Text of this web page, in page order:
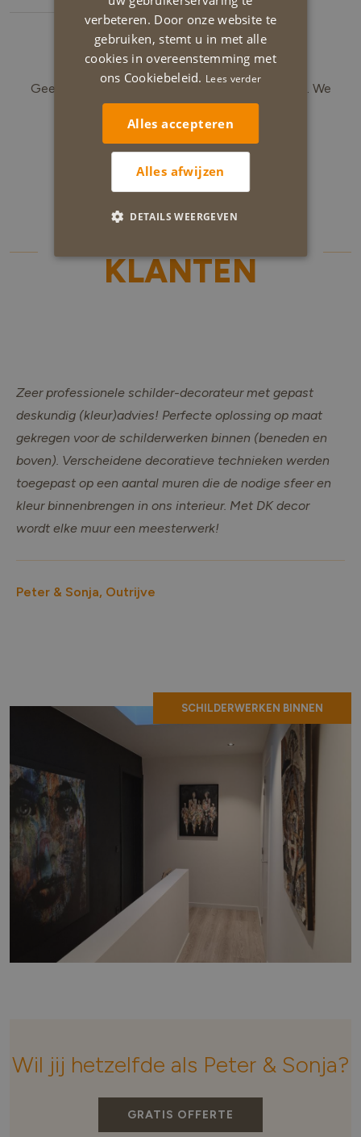
Opvolging en afronding
Geef zeker je feedback tijdens als na de werken. We
verrassen je graag met een fantastisch
eindresultaat.
TEVREDEN
KLANTEN
Zeer professionele schilder-decorateur met gepast
deskundig (kleur)advies! Perfecte oplossing op maat
gekregen voor de schilderwerken binnen (beneden en
boven). Verscheidene decoratieve technieken werden
toegepast op een aantal muren die de nodige sfeer en
kleur binnenbrengen in ons interieur. Met DK decor
wordt elke muur een meesterwerk!
Peter & Sonja, Outrijve
SCHILDERWERKEN BINNEN
Wil jij hetzelfde als Peter & Sonja?
GRATIS OFFERTE
verbeteren. Door onze website te
gebruiken, stemt u in met alle
cookies in overeenstemming met
ons Cookiebeleid. Lees verder
Alles accepteren
Alles afwijzen
DETAILS WEERGEVEN